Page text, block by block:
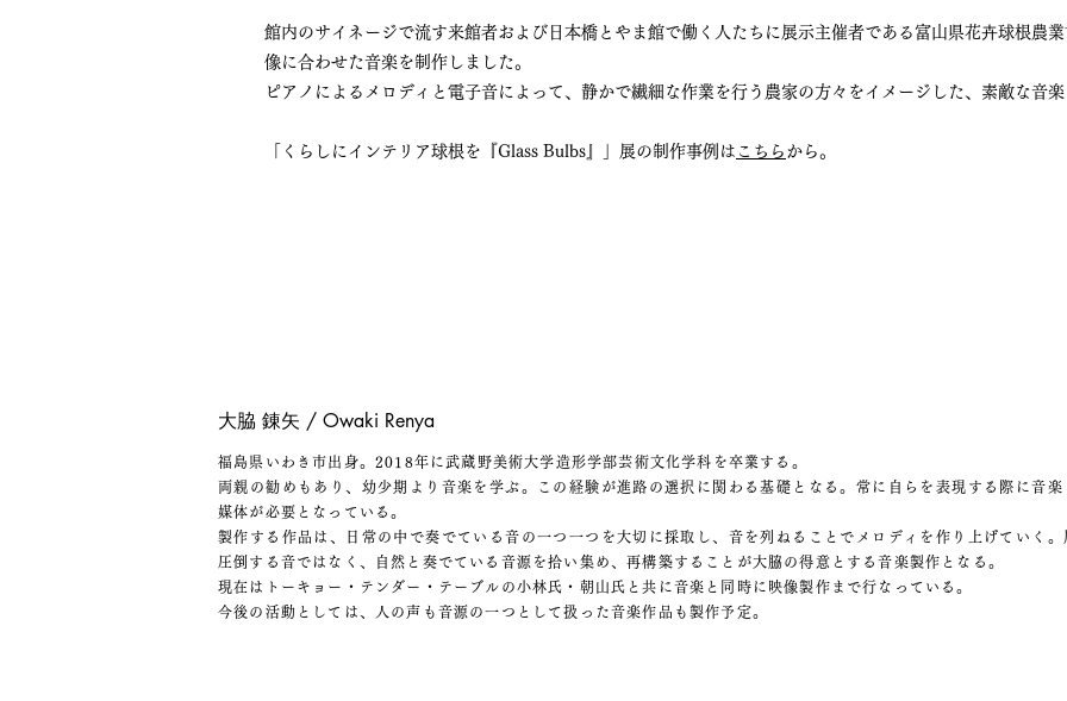
館内のサイネージで流す来館者および日本橋とやま館で働く人たちに展示主催者である富山県花卉球根農
像に合わせた音楽を制作しました。
ピアノによるメロディと電子音によって、静かで繊細な作業を行う農家の方々をイメージした、素敵な音
「くらしにインテリア球根を『Glass Bulbs』」展の制作事例は こちら から。
​大脇 錬矢 / Owaki Renya
福島県いわき市出身。2018年に武蔵野美術大学造形学部芸術文化学科を卒業する。
両親の勧めもあり、幼少期より音楽を学ぶ。この経験が進路の選択に関わる基礎となる。常に自らを表現する際に音楽
媒体が必要となっている。
製作する作品は、日常の中で奏でている音の一つ一つを大切に採取し、音を列ねることでメロディを作り上げていく。
圧倒する音ではなく、自然と奏でている音源を拾い集め、再構築することが大脇の得意とする音楽製作となる。
現在はトーキョー・テンダー・テーブルの小林氏・朝山氏と共に音楽と同時に映像製作まで行なっている。
今後の活動としては、人の声も音源の一つとして扱った音楽作品も製作予定。